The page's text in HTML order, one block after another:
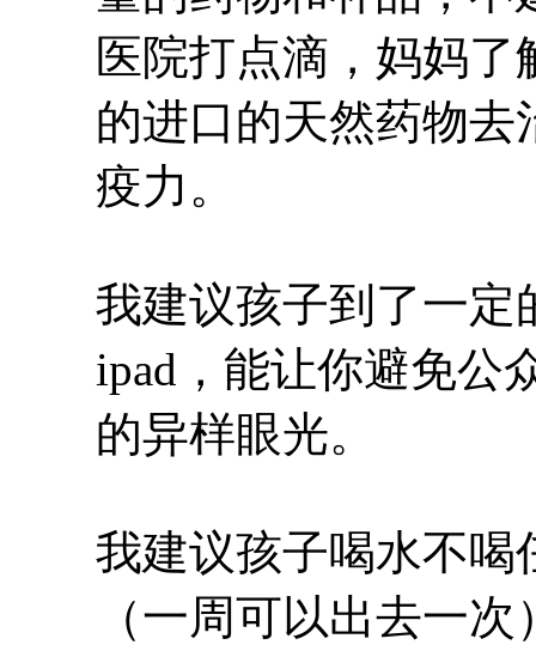
医院打点滴，妈妈
的进口的天然药物
疫力。
我建议孩子到了一定
ipad，能让你避免公
的异样眼光。
我建议孩子喝水不喝
（一周可以出去一